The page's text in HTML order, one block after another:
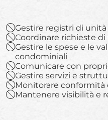
Gestire registri di
Coordinare richieste
Gestire le spese e le
condominiali
Comunicare con
Gestire servizi e
Monitorare
Mantenere visibilità e